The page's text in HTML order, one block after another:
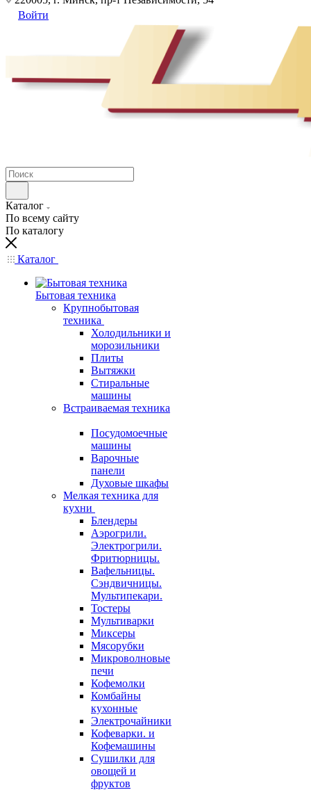
Войти
Каталог
По всему сайту
По каталогу
Каталог
Бытовая техника
Крупнобытовая
техника
Холодильники и
морозильники
Плиты
Вытяжки
Стиральные
машины
Встраиваемая техника
Посудомоечные
машины
Варочные
панели
Духовые шкафы
Мелкая техника для
кухни
Блендеры
Аэрогрили.
Электрогрили.
Фритюрницы.
Вафельницы.
Сэндвичницы.
Мультипекари.
Тостеры
Мультиварки
Миксеры
Мясорубки
Микроволновые
печи
Кофемолки
Комбайны
кухонные
Электрочайники
Кофеварки. и
Кофемашины
Сушилки для
овощей и
фруктов